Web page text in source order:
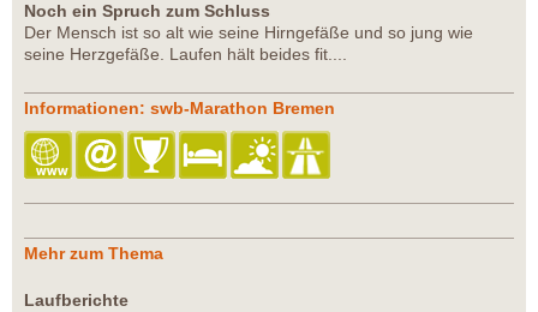
Noch ein Spruch zum Schluss
Der Mensch ist so alt wie seine Hirngefäße und so jung wie
seine Herzgefäße. Laufen hält beides fit....
Informationen: swb-Marathon Bremen
Mehr zum Thema
Laufberichte